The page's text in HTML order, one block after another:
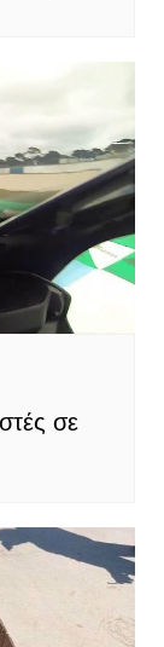
σε